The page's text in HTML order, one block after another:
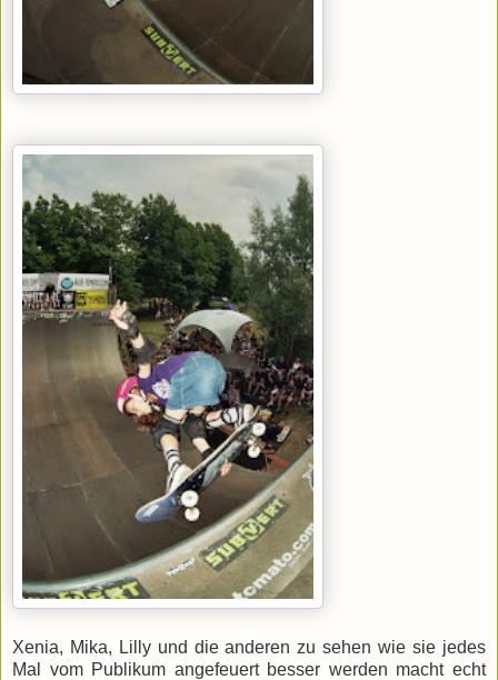
Xenia, Mika, Lilly und die anderen zu sehen wie sie jedes
Mal vom Publikum angefeuert besser werden macht echt